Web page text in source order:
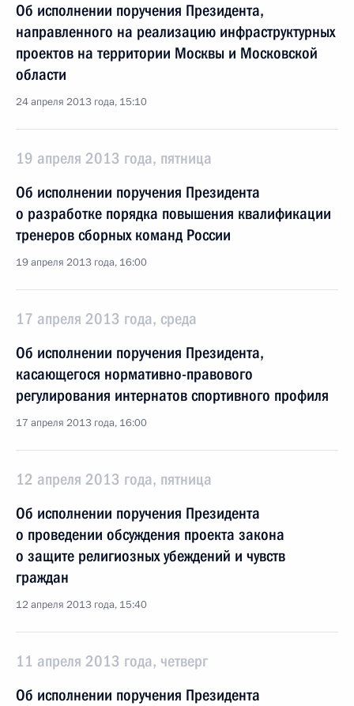
Об исполнении поручения Президента,
направленного на реализацию инфраструктурных
проектов на территории Москвы и Московской
области
24 апреля 2013 года, 15:10
19 апреля 2013 года, пятница
Об исполнении поручения Президента
о разработке порядка повышения квалификации
тренеров сборных команд России
19 апреля 2013 года, 16:00
17 апреля 2013 года, среда
Об исполнении поручения Президента,
касающегося нормативно-правового
регулирования интернатов спортивного профиля
17 апреля 2013 года, 16:00
12 апреля 2013 года, пятница
Об исполнении поручения Президента
о проведении обсуждения проекта закона
о защите религиозных убеждений и чувств
граждан
12 апреля 2013 года, 15:40
11 апреля 2013 года, четверг
Об исполнении поручения Президента